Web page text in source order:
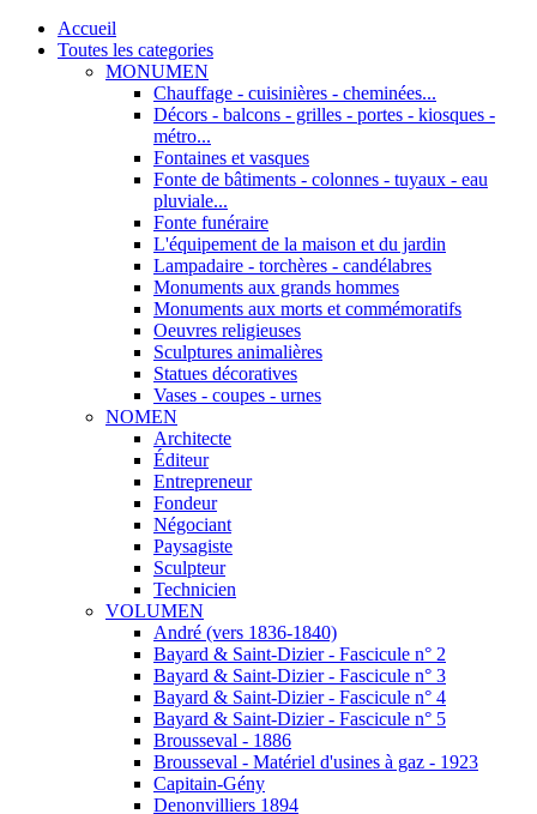
Accueil
Toutes les categories
MONUMEN
Chauffage - cuisinières - cheminées...
Décors - balcons - grilles - portes - kiosques -
métro...
Fontaines et vasques
Fonte de bâtiments - colonnes - tuyaux - eau
pluviale...
Fonte funéraire
L'équipement de la maison et du jardin
Lampadaire - torchères - candélabres
Monuments aux grands hommes
Monuments aux morts et commémoratifs
Oeuvres religieuses
Sculptures animalières
Statues décoratives
Vases - coupes - urnes
NOMEN
Architecte
Éditeur
Entrepreneur
Fondeur
Négociant
Paysagiste
Sculpteur
Technicien
VOLUMEN
André (vers 1836-1840)
Bayard & Saint-Dizier - Fascicule n° 2
Bayard & Saint-Dizier - Fascicule n° 3
Bayard & Saint-Dizier - Fascicule n° 4
Bayard & Saint-Dizier - Fascicule n° 5
Brousseval - 1886
Brousseval - Matériel d'usines à gaz - 1923
Capitain-Gény
Denonvilliers 1894